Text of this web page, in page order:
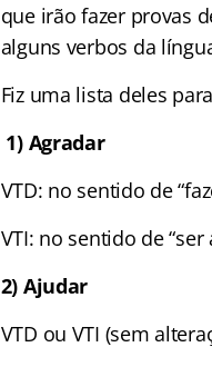
que irão fazer provas
alguns verbos da
Fiz uma lista deles
1) Agradar
VTD: no sentido de
VTI: no sentido de
2) Ajudar
VTD ou VTI (sem